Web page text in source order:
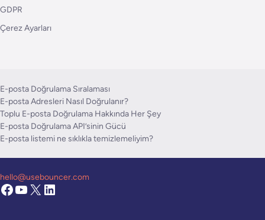
GDPR
Çerez Ayarları
E-posta Doğrulama Sıralaması
E-posta Adresleri Nasıl Doğrulanır?
Toplu E-posta Doğrulama Hakkında Her Şey
E-posta Doğrulama API’sinin Gücü
E-posta listemi ne sıklıkla temizlemeliyim?
hello@usebouncer.com